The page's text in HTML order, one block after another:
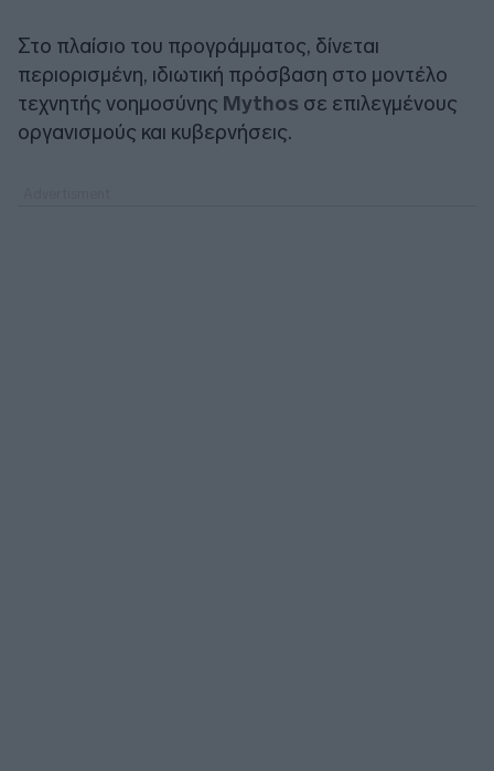
Στο πλαίσιο του προγράμματος, δίνεται
περιορισμένη, ιδιωτική πρόσβαση στο μοντέλο
τεχνητής νοημοσύνης Mythos σε επιλεγμένους
οργανισμούς και κυβερνήσεις.